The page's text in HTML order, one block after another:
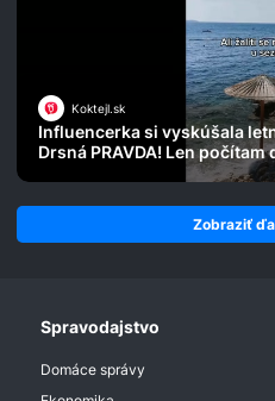
Koktejl.sk
Influencerka si vyskúšala
Drsná PRAVDA! Len počítam
Zobraziť
Spravodajstvo
Domáce správy